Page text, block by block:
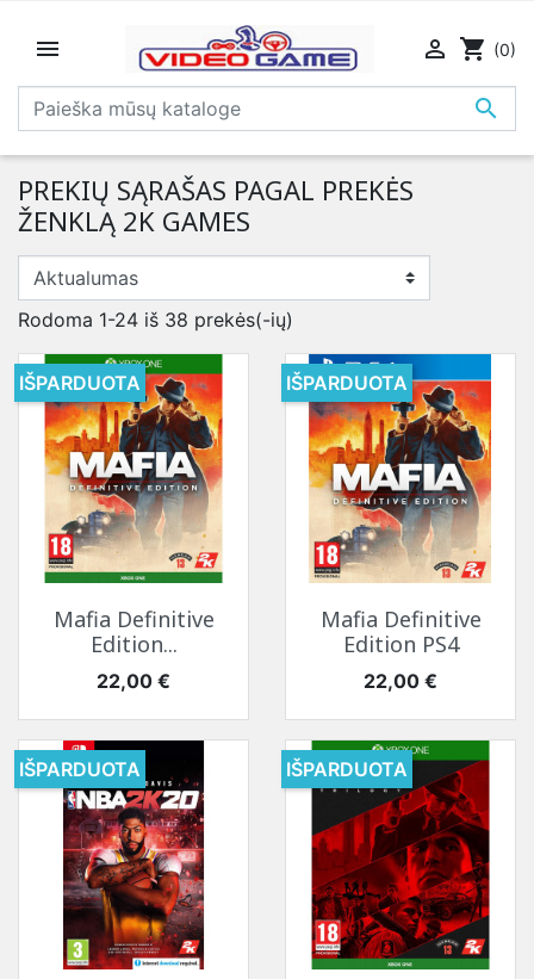


 shopping_cart (0)
PREKIŲ SĄRAŠAS PAGAL PREKĖS
ŽENKLĄ 2K GAMES
Rodoma 1-24 iš 38 prekės(-ių)
Mafia Definitive
Edition...
Kaina
22,00 €
IŠPARDUOTA
Mafia Definitive
Edition PS4
Kaina
22,00 €
IŠPARDUOTA
IŠPARDUOTA IŠPARDUOTA